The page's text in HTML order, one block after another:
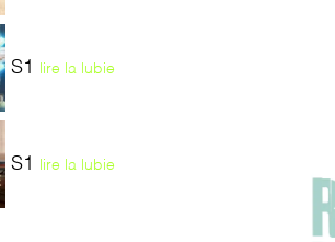
S1 lire la lubie
S1 lire la lubie